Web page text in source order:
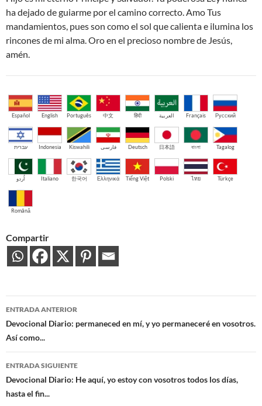
ha dejado de guiarme por el camino correcto. Amo Tus
mandamientos, pues son como el sol que calienta e ilumina los
rincones de mi alma. Oro en el precioso nombre de Jesús,
amén.
Español English Português 中文 हिंदी العربية Français Русский
עברית Indonesia Kiswahili فارسی Deutsch 日本語 বাংলা Tagalog
اُردو Italiano 한국어 Ελληνικά Tiếng Việt Polski ไทย Türkçe
Română
Compartir
Navegación
de
entradas
ENTRADA ANTERIOR
Devocional Diario: permaneced en mí, y yo permaneceré en vosotros.
Así como...
ENTRADA SIGUIENTE
Devocional Diario: He aquí, yo estoy con vosotros todos los días,
hasta el fin...